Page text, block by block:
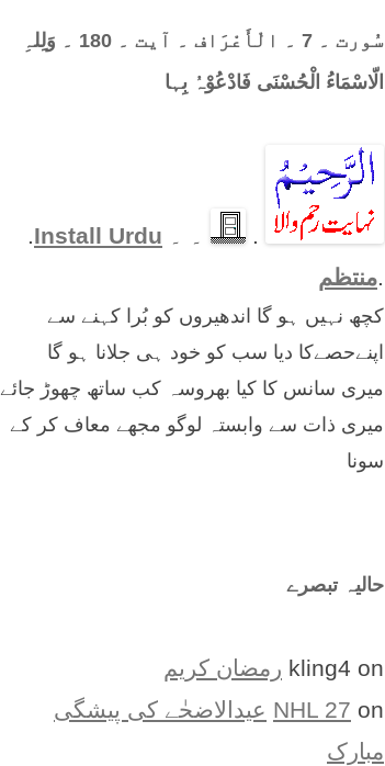
سُورت ۔ 7 ۔ الْأَعْرَاف ۔ آیت ۔ 180 ۔ وَلِلہِ
الّاسْمَاءُ الْحُسْنَی فَادْعُوْہُ بِہا
. ۔ ۔ Install Urdu
.
.منتظم
کچھ نہیں ہو گا اندھیروں کو بُرا کہنے سے
اپنےحصےکا دیا سب کو خود ہی جلانا ہو گا
میری سانس کا کیا بھروسہ کب ساتھ چھوڑ جائے
میری ذات سے وابستہ لوگو مجھے معاف کر کے
سونا
حالیہ تبصرے
kling4 on
رمضان کریم
NHL 27 on
عیدالاضحٰے کی پیشگی
مبارک